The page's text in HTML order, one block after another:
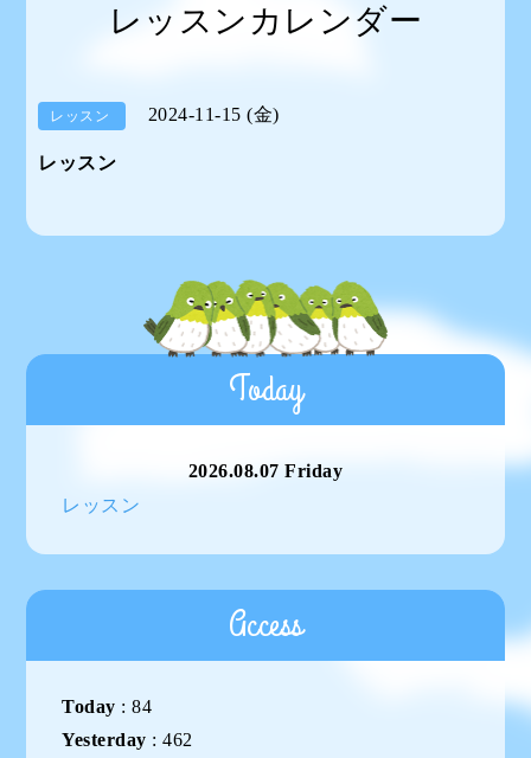
レッスンカレンダー
レッスン 2024-11-15 (金)
レッスン
Today
2026.08.07 Friday
レッスン
Access
Today :84
Yesterday :462